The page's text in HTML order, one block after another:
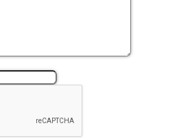
Surel